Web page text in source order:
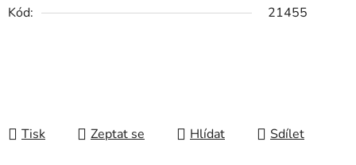
Kód:
21455
Tisk Zeptat se Hlídat Sdílet